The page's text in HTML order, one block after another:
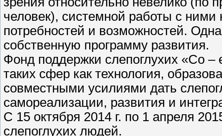
человек), системной работы с ними
потребностей и возможностей.
собственную программу развития.
Фонд поддержки слепоглухих «Со –
таких сфер как технология,
совместными усилиями дать
самореализации, развития и
С 15 октября 2014 г. по 1 апреля
слепоглухих людей.